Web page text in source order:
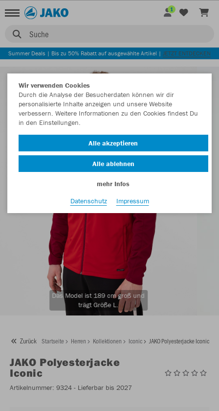
Suche
1
Summer Deals | Bis zu 50% Rabatt auf ausgewählte Artikel | JETZT ENTDECKEN
Das Model ist 189 cm groß und
trägt Größe L.
Zurück Startseite Herren Kollektionen Iconic JAKO Polyesterjacke Iconic
JAKO Polyesterjacke
Iconic
Artikelnummer: 9324 - Lieferbar bis 2027
Wir verwenden Cookies
Durch die Analyse der Besucherdaten können wir dir
personalisierte Inhalte anzeigen und unsere Website
verbessern. Weitere Informationen zu den Cookies findest Du
in den Einstellungen.
Alle akzeptieren
Alle ablehnen
mehr Infos
Datenschutz
Impressum